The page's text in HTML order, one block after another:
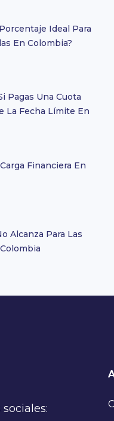
Ideal Para
En Colombia?
Pagas Una Cuota
La Fecha Límite En
Financiera En
Alcanza Para Las